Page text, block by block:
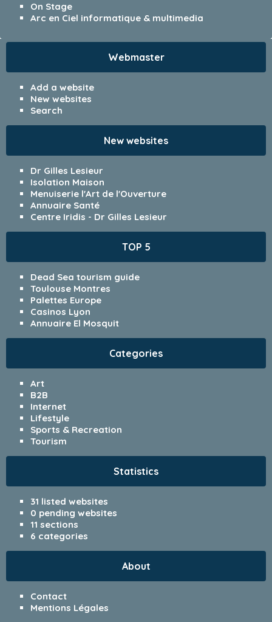
On Stage
Arc en Ciel informatique & multimedia
Webmaster
Add a website
New websites
Search
New websites
Dr Gilles Lesieur
Isolation Maison
Menuiserie l'Art de l'Ouverture
Annuaire Santé
Centre Iridis - Dr Gilles Lesieur
TOP 5
Dead Sea tourism guide
Toulouse Montres
Palettes Europe
Casinos Lyon
Annuaire El Mosquit
Categories
Art
B2B
Internet
Lifestyle
Sports & Recreation
Tourism
Statistics
31 listed websites
0 pending websites
11 sections
6 categories
About
Contact
Mentions Légales